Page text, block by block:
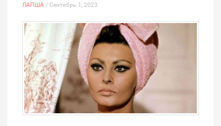
ЛАПША / Сентябрь 1, 2023